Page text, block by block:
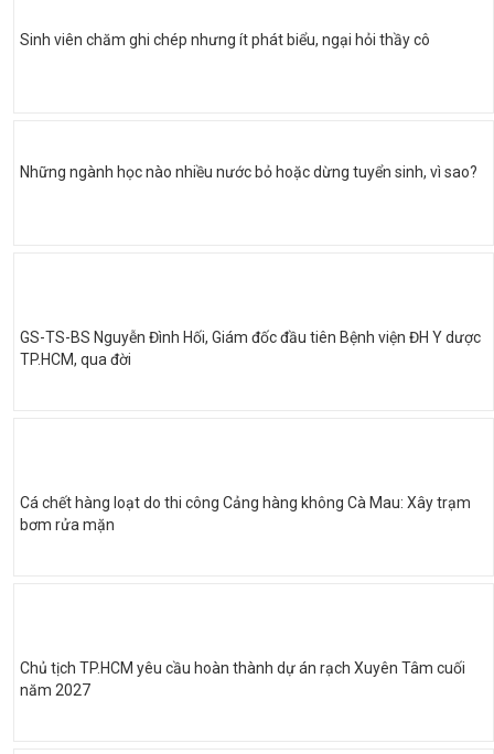
Sinh viên chăm ghi chép nhưng ít phát biểu, ngại hỏi thầy cô
Những ngành học nào nhiều nước bỏ hoặc dừng tuyển sinh, vì sao?
GS-TS-BS Nguyễn Đình Hối, Giám đốc đầu tiên Bệnh viện ĐH Y dược
TP.HCM, qua đời
Cá chết hàng loạt do thi công Cảng hàng không Cà Mau: Xây trạm
bơm rửa mặn
Chủ tịch TP.HCM yêu cầu hoàn thành dự án rạch Xuyên Tâm cuối
năm 2027